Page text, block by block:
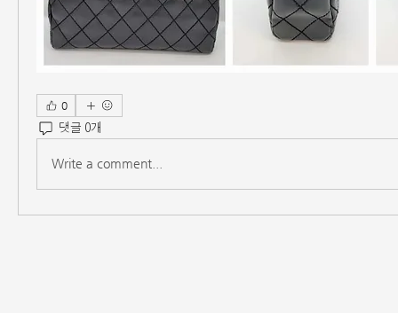
0
댓글 0개
Write a comment...